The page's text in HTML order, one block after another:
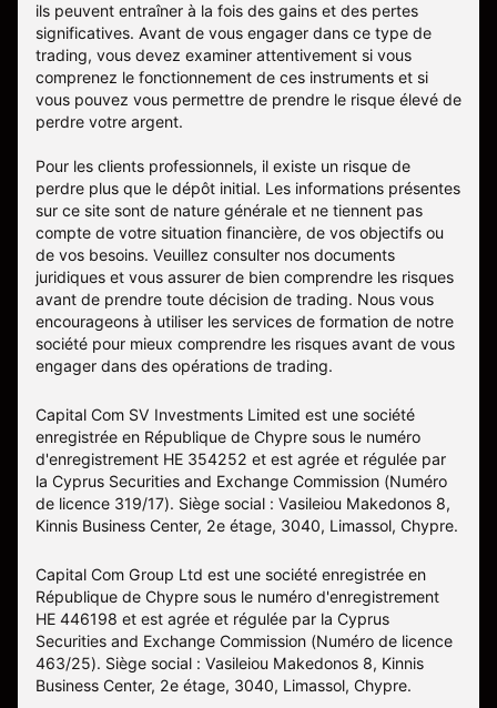
ils peuvent entraîner à la fois des gains et des pertes
significatives. Avant de vous engager dans ce type de
trading, vous devez examiner attentivement si vous
comprenez le fonctionnement de ces instruments et si
vous pouvez vous permettre de prendre le risque élevé de
perdre votre argent.
Pour les clients professionnels, il existe un risque de
perdre plus que le dépôt initial. Les informations présentes
sur ce site sont de nature générale et ne tiennent pas
compte de votre situation financière, de vos objectifs ou
de vos besoins. Veuillez consulter nos documents
juridiques et vous assurer de bien comprendre les risques
avant de prendre toute décision de trading. Nous vous
encourageons à utiliser les services de formation de notre
société pour mieux comprendre les risques avant de vous
engager dans des opérations de trading.
Capital Com SV Investments Limited est une société
enregistrée en République de Chypre sous le numéro
d'enregistrement HE 354252 et est agrée et régulée par
la Cyprus Securities and Exchange Commission (Numéro
de licence 319/17). Siège social : Vasileiou Makedonos 8,
Kinnis Business Center, 2e étage, 3040, Limassol, Chypre.
Capital Com Group Ltd est une société enregistrée en
République de Chypre sous le numéro d'enregistrement
ΗΕ 446198 et est agrée et régulée par la Cyprus
Securities and Exchange Commission (Numéro de licence
463/25). Siège social : Vasileiou Makedonos 8, Kinnis
Business Center, 2e étage, 3040, Limassol, Chypre.